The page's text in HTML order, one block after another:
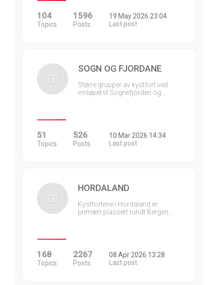
104
Topics
1596
Posts
19 May 2026 23:04
Last post
SOGN OG FJORDANE
Større grupper av kystfort ved
innløpet til Sognefjorden og…
51
Topics
526
Posts
10 Mar 2026 14:34
Last post
HORDALAND
Kystfortene i Hordaland er
primært plassert rundt Bergen…
168
Topics
2267
Posts
08 Apr 2026 13:28
Last post